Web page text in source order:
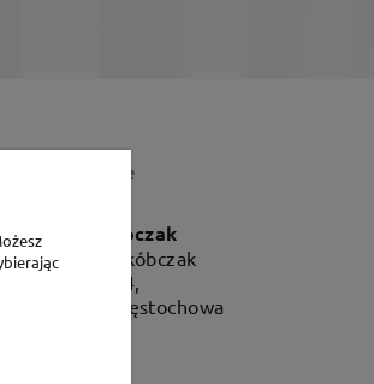
P.H. Jakóbczak
Dorota Jakóbczak
Bialska 2/4,
42-202 Częstochowa